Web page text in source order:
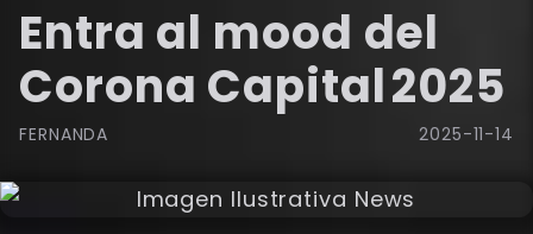
Entra al mood del
Corona Capital 2025
FERNANDA 2025-11-14